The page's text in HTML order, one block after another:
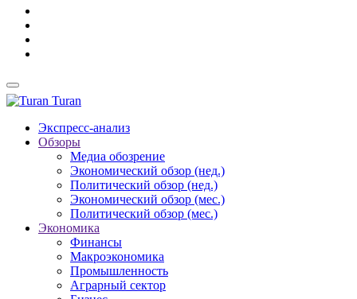
Turan
Экспресс-анализ
Обзоры
Медиа обозрение
Экономический обзор (нед.)
Политический обзор (нед.)
Экономический обзор (мес.)
Политический обзор (мес.)
Экономика
Финансы
Макроэкономика
Промышленность
Аграрный сектор